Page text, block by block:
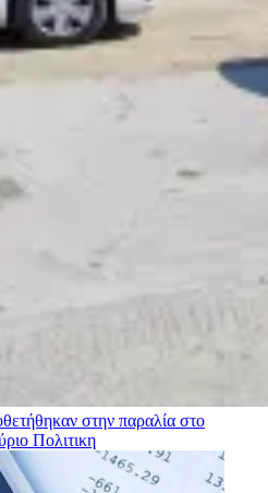
στην παραλία στο
Πολιτικη